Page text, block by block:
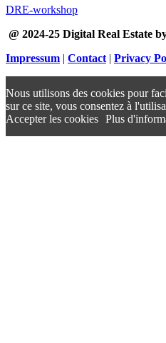
DRE-workshop
@ 2024-25 Digital Real Estate
Impressum | Contact | Privacy
Nous utilisons des cookies pour
sur ce site, vous consentez à
Accepter les cookies Plus